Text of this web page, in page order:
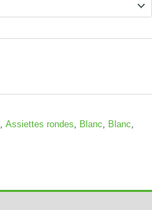
Assiettes rondes Blanc Blanc